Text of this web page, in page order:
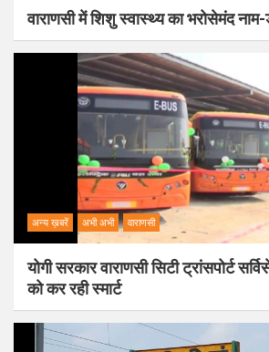
वाराणसी में शिशु स्वास्थ्य का भरोसेमंद
अन्य ख़बरें अभी अभी वाराणसी
योगी सरकार वाराणसी सिटी ट्रांसपोर्ट
को कर रही स्मार्ट